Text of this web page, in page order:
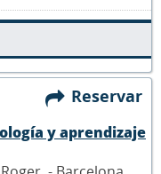
Reservar
y aprendizaje